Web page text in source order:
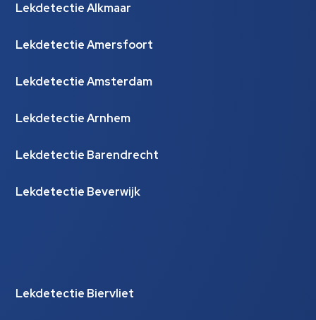
Lekdetectie Alkmaar
Lekdetectie Amersfoort
Lekdetectie Amsterdam
Lekdetectie Arnhem
Lekdetectie Barendrecht
Lekdetectie Beverwijk
Lekdetectie Biervliet